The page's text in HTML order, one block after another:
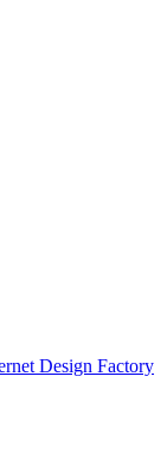
Design Factory